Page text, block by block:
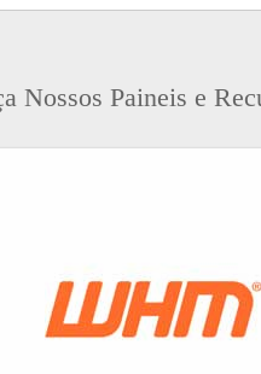
Nossos Paineis e